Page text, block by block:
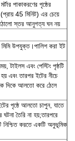
পাকাকরণের পৃষ্ঠের
45 মিনিট) এর চেয়ে
আঠালো স্তর আনুগত্য ঘন নয়
উপযুক্ত।পালিশ করা ইট
টাইলস এবং পেস্টিং পৃষ্ঠটি
এবং তারপর ইটের নীচে
দিকে আলতো করে ঠেলে
পৃষ্ঠে আলতো চাপুন, যাতে
ঘটনা তৈরি না হয়;তারপরে
নিশ্চিত করতে একটি অনুভূমিক